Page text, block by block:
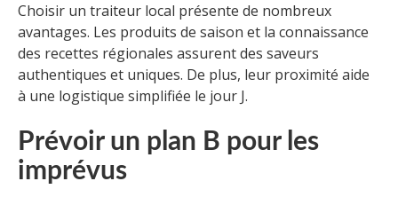
Choisir un traiteur local présente de nombreux
avantages. Les produits de saison et la connaissance
des recettes régionales assurent des saveurs
authentiques et uniques. De plus, leur proximité aide
à une logistique simplifiée le jour J.
Prévoir un plan B pour les
imprévus